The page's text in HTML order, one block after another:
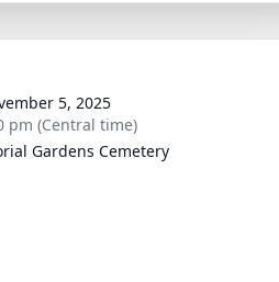
5, 2025
pm (Central time)
Gardens Cemetery